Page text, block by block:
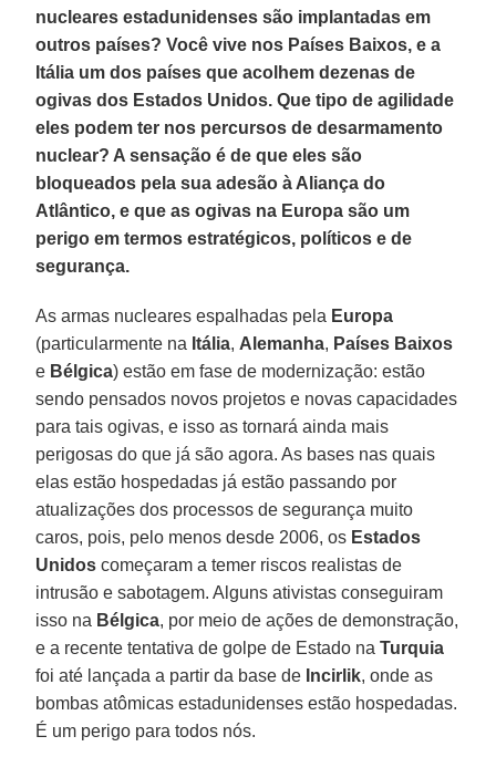
nucleares estadunidenses são implantadas em
outros países? Você vive nos Países Baixos, e a
Itália um dos países que acolhem dezenas de
ogivas dos Estados Unidos. Que tipo de agilidade
eles podem ter nos percursos de desarmamento
nuclear? A sensação é de que eles são
bloqueados pela sua adesão à Aliança do
Atlântico, e que as ogivas na Europa são um
perigo em termos estratégicos, políticos e de
segurança.
As armas nucleares espalhadas pela Europa
(particularmente na Itália, Alemanha, Países Baixos
e Bélgica) estão em fase de modernização: estão
sendo pensados novos projetos e novas capacidades
para tais ogivas, e isso as tornará ainda mais
perigosas do que já são agora. As bases nas quais
elas estão hospedadas já estão passando por
atualizações dos processos de segurança muito
caros, pois, pelo menos desde 2006, os Estados
Unidos começaram a temer riscos realistas de
intrusão e sabotagem. Alguns ativistas conseguiram
isso na Bélgica, por meio de ações de demonstração,
e a recente tentativa de golpe de Estado naTurquia
foi até lançada a partir da base de Incirlik, onde as
bombas atômicas estadunidenses estão hospedadas.
É um perigo para todos nós.